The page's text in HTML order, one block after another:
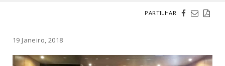
PARTILHAR
19 Janeiro, 2018